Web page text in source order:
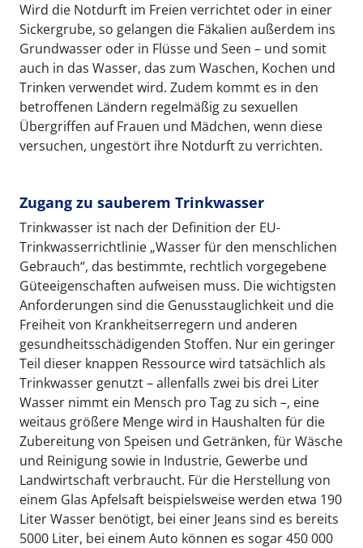
Wird die Notdurft im Freien verrichtet oder in einer
Sickergrube, so gelangen die Fäkalien außerdem ins
Grundwasser oder in Flüsse und Seen – und somit
auch in das Wasser, das zum Waschen, Kochen und
Trinken verwendet wird. Zudem kommt es in den
betroffenen Ländern regelmäßig zu sexuellen
Übergriffen auf Frauen und Mädchen, wenn diese
versuchen, ungestört ihre Notdurft zu verrichten.
Zugang zu sauberem Trinkwasser
Trinkwasser ist nach der Definition der EU-
Trinkwasserrichtlinie „Wasser für den menschlichen
Gebrauch“, das bestimmte, rechtlich vorgegebene
Güteeigenschaften aufweisen muss. Die wichtigsten
Anforderungen sind die Genusstauglichkeit und die
Freiheit von Krankheitserregern und anderen
gesundheitsschädigenden Stoffen. Nur ein geringer
Teil dieser knappen Ressource wird tatsächlich als
Trinkwasser genutzt – allenfalls zwei bis drei Liter
Wasser nimmt ein Mensch pro Tag zu sich –, eine
weitaus größere Menge wird in Haushalten für die
Zubereitung von Speisen und Getränken, für Wäsche
und Reinigung sowie in Industrie, Gewerbe und
Landwirtschaft verbraucht. Für die Herstellung von
einem Glas Apfelsaft beispielsweise werden etwa 190
Liter Wasser benötigt, bei einer Jeans sind es bereits
5000 Liter, bei einem Auto können es sogar 450 000